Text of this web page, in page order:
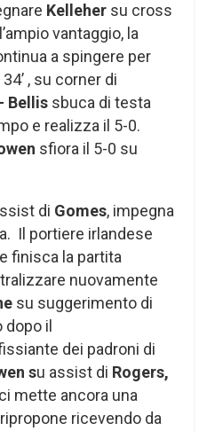
Kelleher su cross
vantaggio, la
a spingere per
, su corner di
Bellis sbuca di testa
e realizza il 5-0.
sfiora il 5-0 su
di Gomes, impegna
Il portiere irlandese
finisca la partita
nuovamente
su suggerimento di
il
dei padroni di
su assist di Rogers,
mette ancora una
ricevendo da